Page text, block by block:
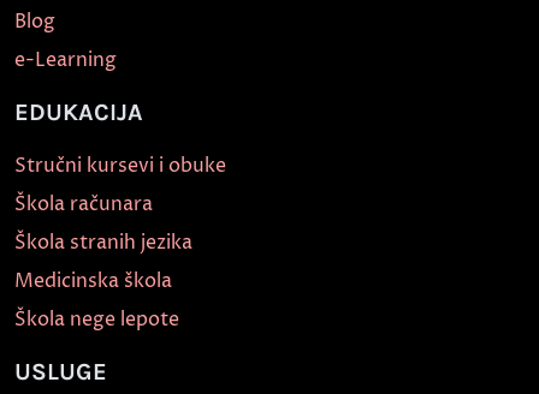
Blog
e-Learning
EDUKACIJA
Stručni kursevi i obuke
Škola računara
Škola stranih jezika
Medicinska škola
Škola nege lepote
USLUGE